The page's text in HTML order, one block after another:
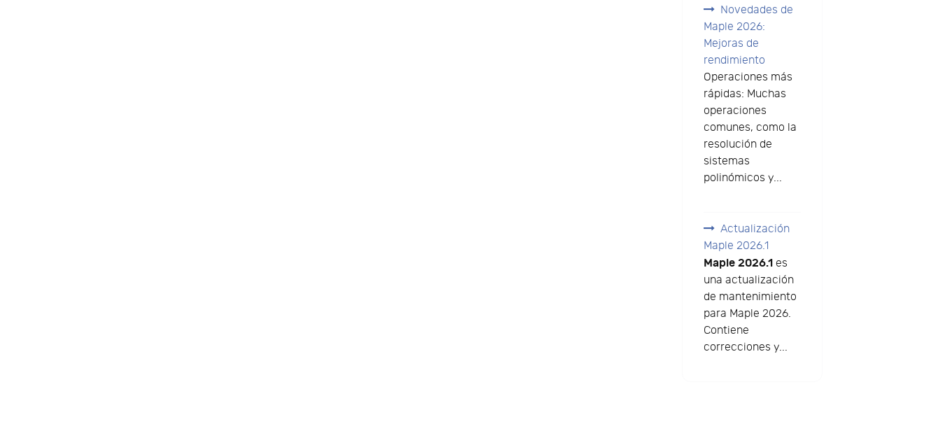
Novedades de
Maple 2026:
Mejoras de
rendimiento
Operaciones más
rápidas: Muchas
operaciones
comunes, como la
resolución de
sistemas
polinómicos y...
Actualización
Maple 2026.1
Maple 2026.1es
una actualización
de mantenimiento
para Maple 2026.
Contiene
correcciones y...